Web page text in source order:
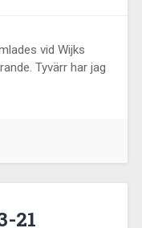
vid Wijks
Tyvärr har jag
21